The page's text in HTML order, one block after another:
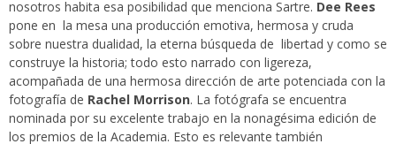
nosotros habita esa posibilidad que menciona Sartre. Dee Rees
pone en la mesa una producción emotiva, hermosa y cruda
sobre nuestra dualidad, la eterna búsqueda de libertad y como se
construye la historia; todo esto narrado con ligereza,
acompañada de una hermosa dirección de arte potenciada con la
fotografía de Rachel Morrison. La fotógrafa se encuentra
nominada por su excelente trabajo en la nonagésima edición de
los premios de la Academia. Esto es relevante también